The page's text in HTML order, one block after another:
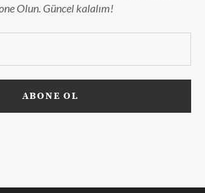
Olun. Güncel kalalım!